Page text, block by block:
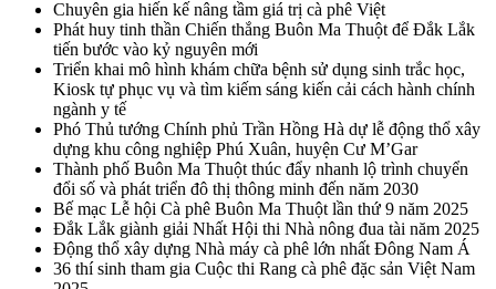
Chuyên gia hiến kế nâng tầm giá trị cà phê Việt
Phát huy tinh thần Chiến thắng Buôn Ma Thuột để Đắk Lắk
tiến bước vào kỷ nguyên mới
Triển khai mô hình khám chữa bệnh sử dụng sinh trắc học,
Kiosk tự phục vụ và tìm kiếm sáng kiến cải cách hành chính
ngành y tế
Phó Thủ tướng Chính phủ Trần Hồng Hà dự lễ động thổ xây
dựng khu công nghiệp Phú Xuân, huyện Cư M’Gar
Thành phố Buôn Ma Thuột thúc đẩy nhanh lộ trình chuyển
đổi số và phát triển đô thị thông minh đến năm 2030
Bế mạc Lễ hội Cà phê Buôn Ma Thuột lần thứ 9 năm 2025
Đắk Lắk giành giải Nhất Hội thi Nhà nông đua tài năm 2025
Động thổ xây dựng Nhà máy cà phê lớn nhất Đông Nam Á
36 thí sinh tham gia Cuộc thi Rang cà phê đặc sản Việt Nam